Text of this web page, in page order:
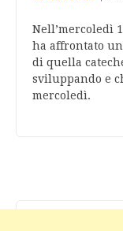
Nell’mercoledì
ha affrontato un
di quella
sviluppando e
mercoledì.